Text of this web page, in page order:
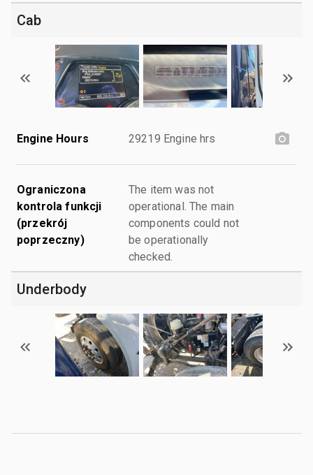
Cab
Engine Hours 29219 Engine hrs
Ograniczona
kontrola funkcji
(przekrój
poprzeczny)
The item was not
operational. The main
components could not
be operationally
checked.
Underbody